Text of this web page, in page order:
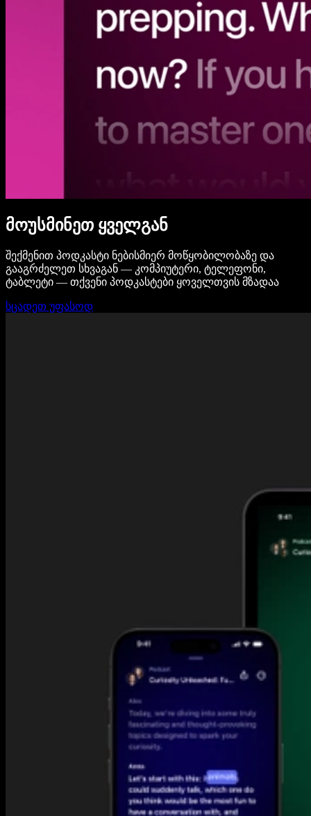
მოუსმინეთ ყველგან
შექმენით პოდკასტი ნებისმიერ მოწყობილობაზე და
გააგრძელეთ სხვაგან — კომპიუტერი, ტელეფონი,
ტაბლეტი — თქვენი პოდკასტები ყოველთვის მზადაა
სცადეთ უფასოდ